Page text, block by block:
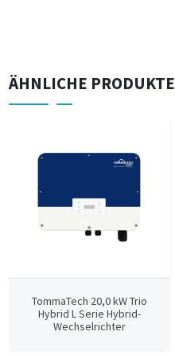
ÄHNLICHE PRODUKTE
TommaTech 20,0 kW Trio
Hybrid L Serie Hybrid-
Wechselrichter